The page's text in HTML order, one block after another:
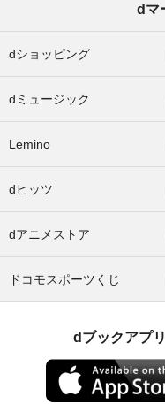
dマ
dショッピング
dミュージック
Lemino
dヒッツ
dアニメストア
ドコモスポーツくじ
dブックアプ